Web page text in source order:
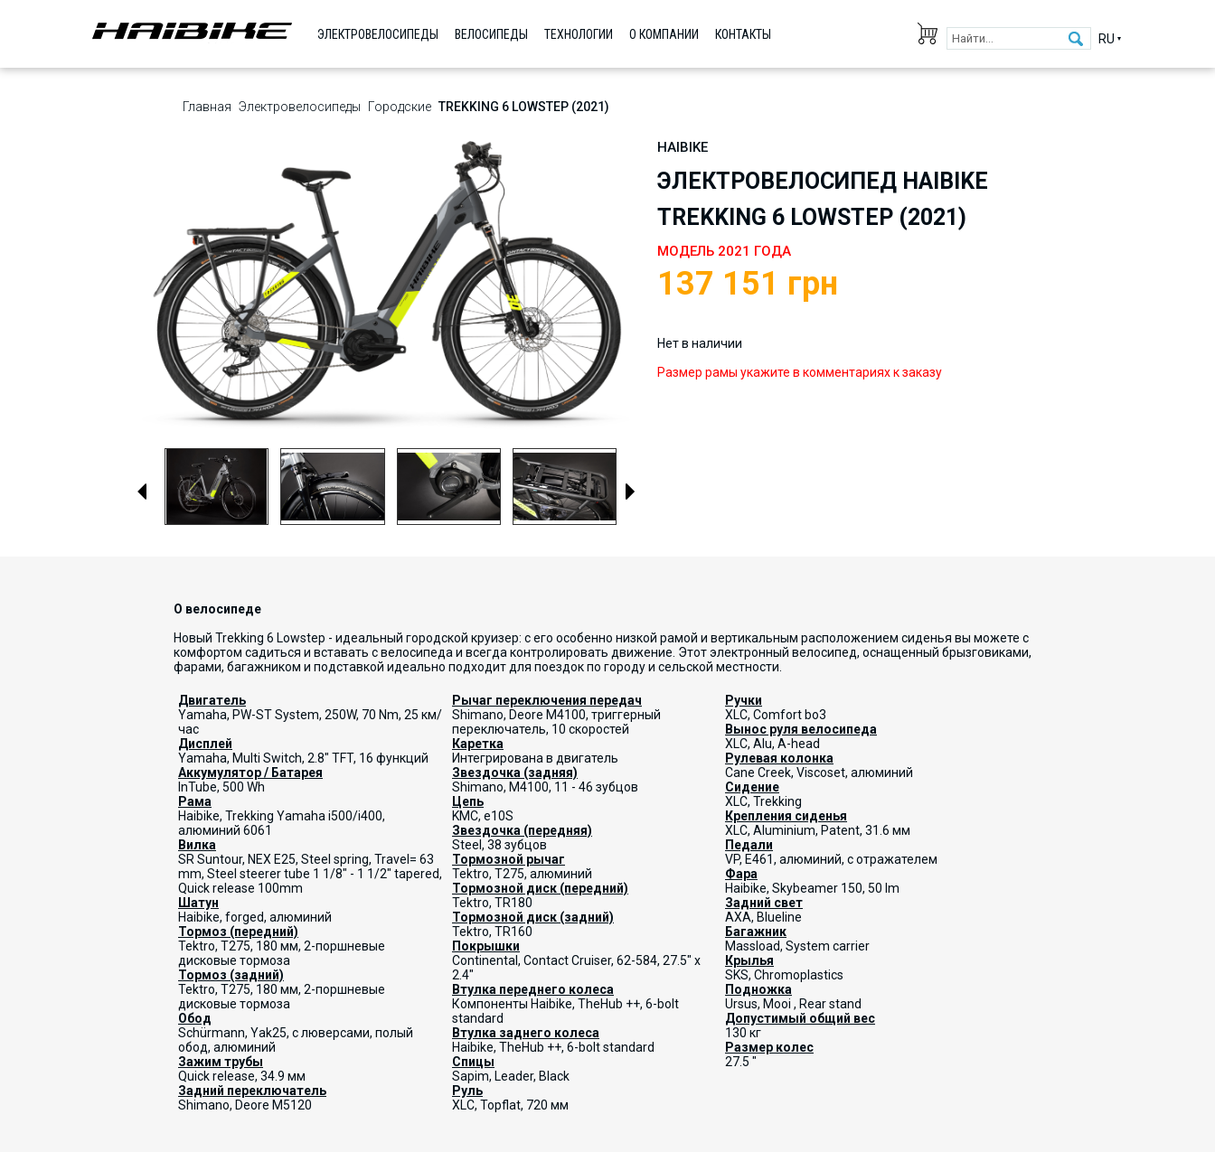
ЭЛЕКТРОВЕЛОСИПЕДЫ ВЕЛОСИПЕДЫ ТЕХНОЛОГИИ О КОМПАНИИ КОНТАКТЫ RU
Главная Электровелосипеды Городские TREKKING 6 LOWSTEP (2021)
HAIBIKE
ЭЛЕКТРОВЕЛОСИПЕД HAIBIKE
TREKKING 6 LOWSTEP (2021)
МОДЕЛЬ 2021 ГОДА
137 151 грн
Нет в наличии
Размер рамы укажите в комментариях к заказу
О велосипеде
Новый Trekking 6 Lowstep - идеальный городской круизер: с его особенно низкой рамой и вертикальным расположением сиденья вы можете с
комфортом садиться и вставать с велосипеда и всегда контролировать движение. Этот электронный велосипед, оснащенный брызговиками,
фарами, багажником и подставкой идеально подходит для поездок по городу и сельской местности.
Двигатель
Yamaha, PW-ST System, 250W, 70 Nm, 25 км/
час
Дисплей
Yamaha, Multi Switch, 2.8" TFT, 16 функций
Аккумулятор / Батарея
InTube, 500 Wh
Рама
Haibike, Trekking Yamaha i500/i400,
алюминий 6061
Вилка
SR Suntour, NEX E25, Steel spring, Travel= 63
mm, Steel steerer tube 1 1/8" - 1 1/2" tapered,
Quick release 100mm
Шатун
Haibike, forged, алюминий
Тормоз (передний)
Tektro, T275, 180 мм, 2-поршневые
дисковые тормоза
Тормоз (задний)
Tektro, T275, 180 мм, 2-поршневые
дисковые тормоза
Обод
Schürmann, Yak25, с люверсами, полый
обод, алюминий
Зажим трубы
Quick release, 34.9 мм
Задний переключатель
Shimano, Deore M5120
Рычаг переключения передач
Shimano, Deore M4100, триггерный
переключатель, 10 скоростей
Каретка
Интегрирована в двигатель
Звездочка (задняя)
Shimano, M4100, 11 - 46 зубцов
Цепь
KMC, e10S
Звездочка (передняя)
Steel, 38 зубцов
Тормозной рычаг
Tektro, T275, алюминий
Тормозной диск (передний)
Tektro, TR180
Тормозной диск (задний)
Tektro, TR160
Покрышки
Continental, Contact Cruiser, 62-584, 27.5" x
2.4"
Втулка переднего колеса
Компоненты Haibike, TheHub ++, 6-bolt
standard
Втулка заднего колеса
Haibike, TheHub ++, 6-bolt standard
Спицы
Sapim, Leader, Black
Руль
XLC, Topflat, 720 мм
Ручки
XLC, Comfort bo3
Вынос руля велосипеда
XLC, Alu, A-head
Рулевая колонка
Cane Creek, Viscoset, алюминий
Сидение
XLC, Trekking
Крепления сиденья
XLC, Aluminium, Patent, 31.6 мм
Педали
VP, E461, алюминий, с отражателем
Фара
Haibike, Skybeamer 150, 50 lm
Задний свет
AXA, Blueline
Багажник
Massload, System carrier
Крылья
SKS, Chromoplastics
Подножка
Ursus, Mooi , Rear stand
Допустимый общий вес
130 кг
Размер колес
27.5 "